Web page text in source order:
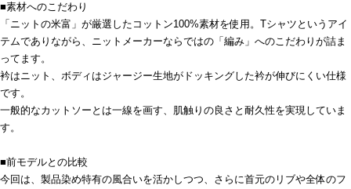
■素材へのこだわり
「ニットの米富」が厳選したコットン100%素材を使用。Tシャツというアイ
テムでありながら、ニットメーカーならではの「編み」へのこだわりが詰ま
ってます。
衿はニット、ボディはジャージー生地がドッキングした衿が伸びにくい仕様
です。
一般的なカットソーとは一線を画す、肌触りの良さと耐久性を実現していま
す。
■前モデルとの比較
今回は、製品染め特有の風合いを活かしつつ、さらに首元のリブや全体のフ